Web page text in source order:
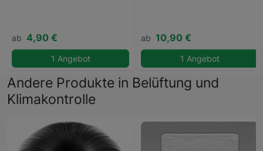
ab 4,90 €
1 Angebot
ab 10,90 €
1 Angebot
Andere Produkte in Belüftung und
Klimakontrolle